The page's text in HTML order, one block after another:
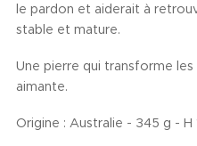
le pardon et aiderait à
stable et mature.
Une pierre qui transforme
aimante.
Origine : Australie - 345 g - H